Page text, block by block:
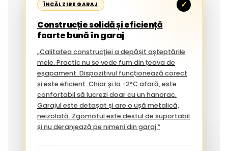
ÎNCĂLZIRE GARAJ ✓
Construcție solidă și eficiență
foarte bună în garaj
„Calitatea construcției a depășit așteptările
mele. Practic nu se vede fum din țeava de
eșapament. Dispozitivul funcționează corect
și este eficient. Chiar și la -2°C afară, este
confortabil să lucrezi doar cu un hanorac.
Garajul este detașat și are o ușă metalică,
neizolată. Zgomotul este destul de suportabil
și nu deranjează pe nimeni din garaj.”